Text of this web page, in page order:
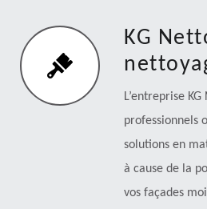
KG
L’entreprise
professionnels
solutions en
à cause de la
vos façades